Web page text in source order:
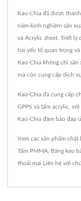
Kao-Chia đã được
năm kinh nghiệm sản
và Acrylic sheet. Triết lý
hai yếu tố quan trọng
Kao-Chia không chỉ sản
mà còn cung cấp dịch
Kao-Chia đã cung cấp
GPPS và tấm acrylic,
Kao-Chia đảm bảo đáp
Xem các sản phẩm
Tấm PMMA Băng keo
thoải mái Liên hệ với